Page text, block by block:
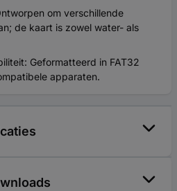
om verschillende
de kaart is zowel water- als
Geformatteerd in FAT32
apparaten.